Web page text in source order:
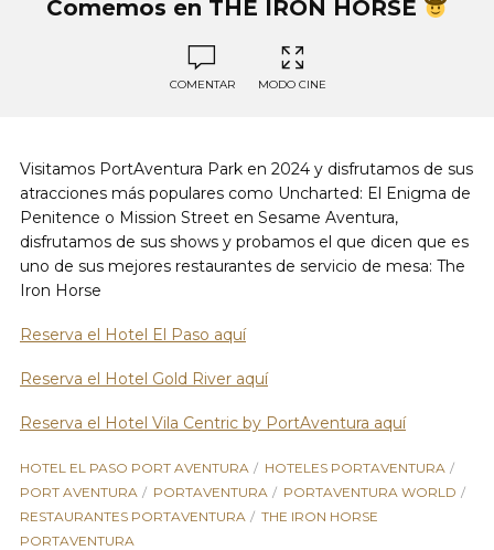
Comemos en THE IRON HORSE
COMENTAR MODO CINE
Visitamos PortAventura Park en 2024 y disfrutamos de sus
atracciones más populares como Uncharted: El Enigma de
Penitence o Mission Street en Sesame Aventura,
disfrutamos de sus shows y probamos el que dicen que es
uno de sus mejores restaurantes de servicio de mesa: The
Iron Horse
Reserva el Hotel El Paso aquí
Reserva el Hotel Gold River aquí
Reserva el Hotel Vila Centric by PortAventura aquí
HOTEL EL PASO PORT AVENTURA
HOTELES PORTAVENTURA
PORT AVENTURA
PORTAVENTURA
PORTAVENTURA WORLD
RESTAURANTES PORTAVENTURA
THE IRON HORSE
PORTAVENTURA